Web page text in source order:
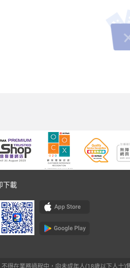
下載
得在業務過程中，向未成年人(18歲以下人士)